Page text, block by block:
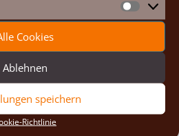
Marketing
Cookies
Ablehnen
speichern
Richtlinie